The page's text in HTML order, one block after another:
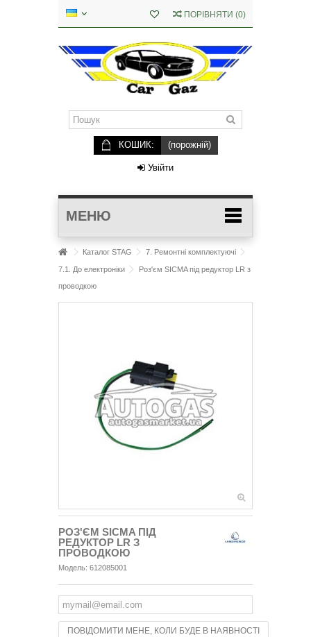
ПОРІВНЯТИ (0)
КОШИК: (порожній)
Увійти
МЕНЮ
Каталог STAG 7. Ремонтні комплектуючі
7.1. До електроніки
Роз'єм SICMA під редуктор LR з
проводкою
РОЗ'ЄМ SICMA ПІД
РЕДУКТОР LR З
ПРОВОДКОЮ
Модель: 612085001
ПОВІДОМИТИ МЕНЕ, КОЛИ БУДЕ В НАЯВНОСТІ